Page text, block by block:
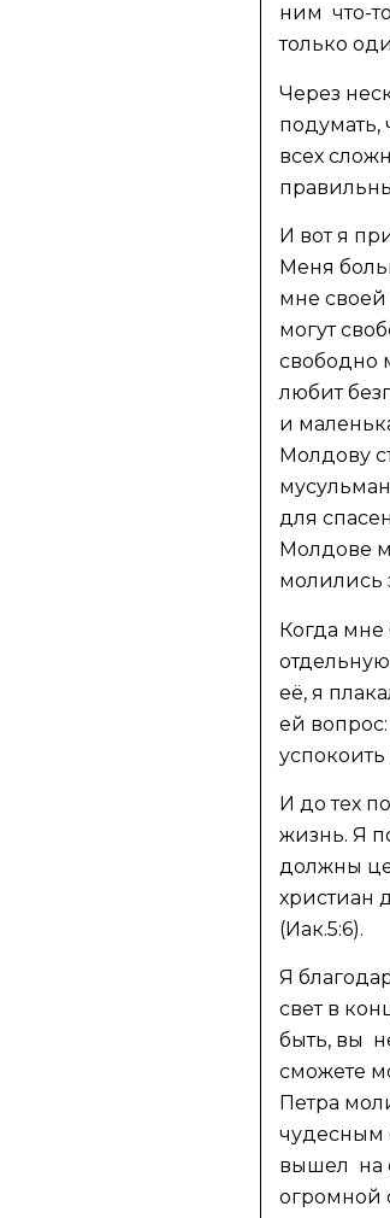
ним что-
только
Через
подумать,
всех
И вот я
Меня
мне своей
могут
свободно
любит
и
Молдову
для
Молдове
молились
Когда мне
её, я
ей
И до тех
жизнь. Я
должны
христиан
(Иак.5:6).
Я
свет в
быть, вы
сможете
Петра
чудесным
вышел на
огромной